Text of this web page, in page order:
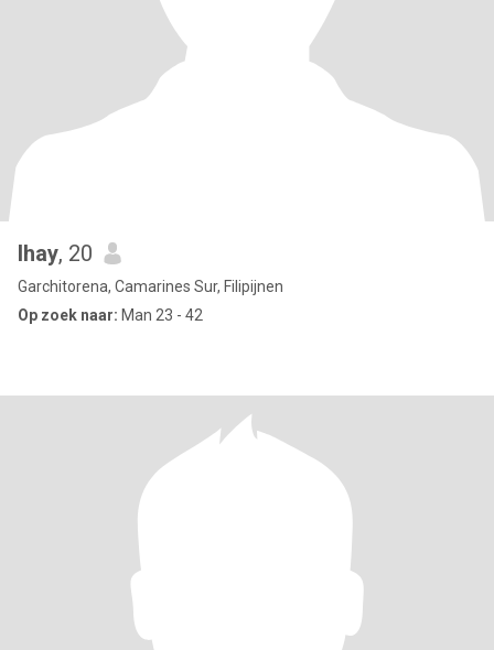
lhay, 20
Garchitorena, Camarines Sur, Filipijnen
Op zoek naar: Man 23 - 42